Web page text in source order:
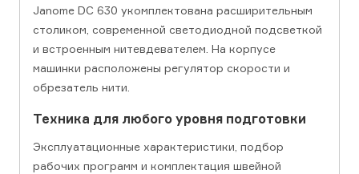
Janome DC 630 укомплектована расширительным
столиком, современной светодиодной подсветкой
и встроенным нитевдевателем. На корпусе
машинки расположены регулятор скорости и
обрезатель нити.
Техника для любого уровня подготовки
Эксплуатационные характеристики, подбор
рабочих программ и комплектация швейной